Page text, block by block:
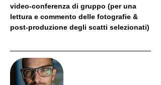
video-conferenza di gruppo (per una
lettura e commento delle fotografie &
post-produzione degli scatti selezionati)